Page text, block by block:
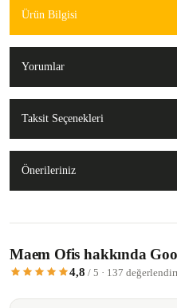
Ürün Bilgisi
Yorumlar
Taksit Seçenekleri
Önerileriniz
Maem Ofis hakkında
4,8 / 5 · 137